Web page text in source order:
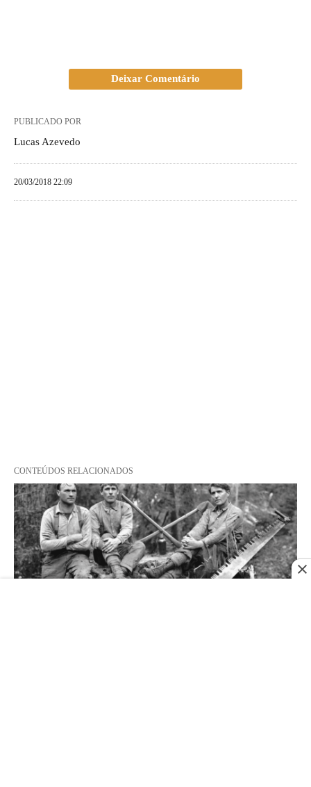
Deixar Comentário
PUBLICADO POR
Lucas Azevedo
20/03/2018 22:09
CONTEÚDOS RELACIONADOS